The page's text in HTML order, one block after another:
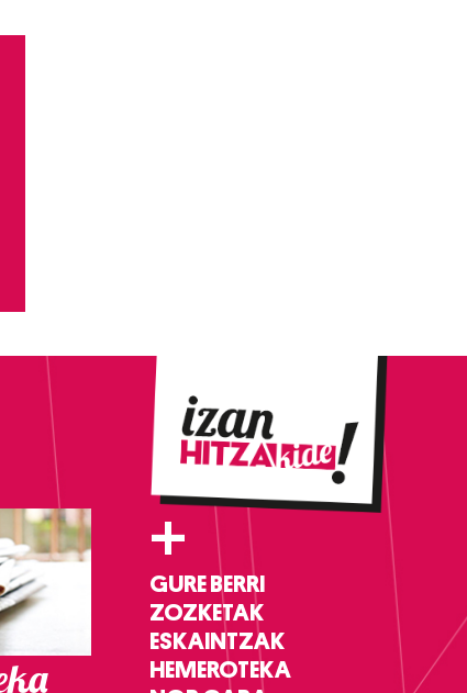
+
GURE BERRI
ZOZKETAK
ESKAINTZAK
HEMEROTEKA